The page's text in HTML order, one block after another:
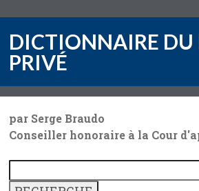
DICTIONNAIRE DU
PRIVÉ
par Serge Braudo
Conseiller honoraire à la Cour